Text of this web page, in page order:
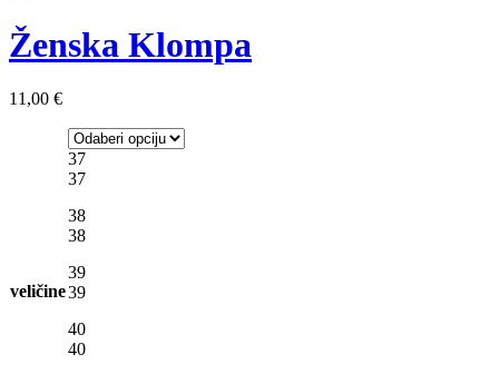
Ženska Klompa
11,00 €
veličine
37
37
38
38
39
39
40
40